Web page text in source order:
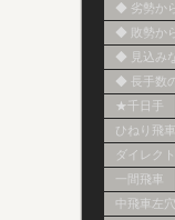
◆ 劣勢か
◆ 敗勢か
◆ 見込み
◆ 長手数
★千日手
ひねり飛車
ダイレク
一間飛車
中飛車左